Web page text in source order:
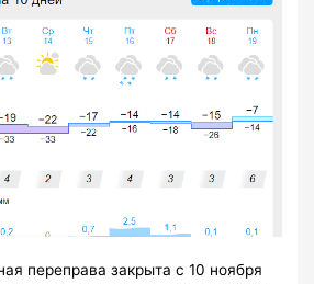
переправа закрыта с 10 ноября